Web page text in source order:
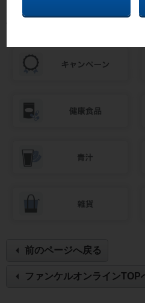
前のページへ戻る
ファンケルオンラインTOP